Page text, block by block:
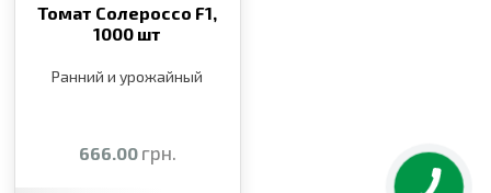
Томат Солероссо F1,
1000 шт
Ранний и урожайный
666.00 грн.